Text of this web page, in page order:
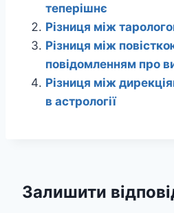
теперішнє
Різниця між
Різниця між
повідомленням про
Різниця між
в астрології
Залишити